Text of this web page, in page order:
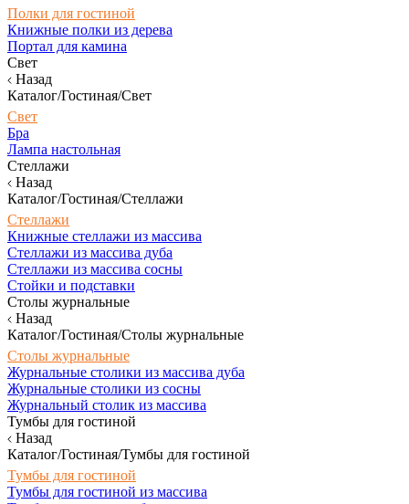
Полки для гостиной
Книжные полки из дерева
Портал для камина
Свет
Назад
Каталог/Гостиная/Свет
Свет
Бра
Лампа настольная
Стеллажи
Назад
Каталог/Гостиная/Стеллажи
Стеллажи
Книжные стеллажи из массива
Стеллажи из массива дуба
Стеллажи из массива сосны
Стойки и подставки
Столы журнальные
Назад
Каталог/Гостиная/Столы журнальные
Столы журнальные
Журнальные столики из массива дуба
Журнальные столики из сосны
Журнальный столик из массива
Тумбы для гостиной
Назад
Каталог/Гостиная/Тумбы для гостиной
Тумбы для гостиной
Тумбы для гостиной из массива